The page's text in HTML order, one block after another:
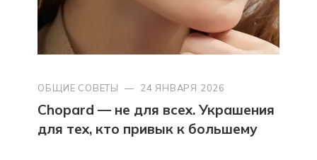
ОБЩИЕ СОВЕТЫ — 24 ЯНВАРЯ 2026
Chopard — не для всех. Украшения
для тех, кто привык к большему